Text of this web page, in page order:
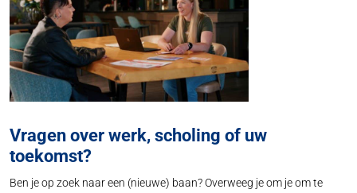
Vragen over werk, scholing of uw
toekomst?
Ben je op zoek naar een (nieuwe) baan? Overweeg je om je om te